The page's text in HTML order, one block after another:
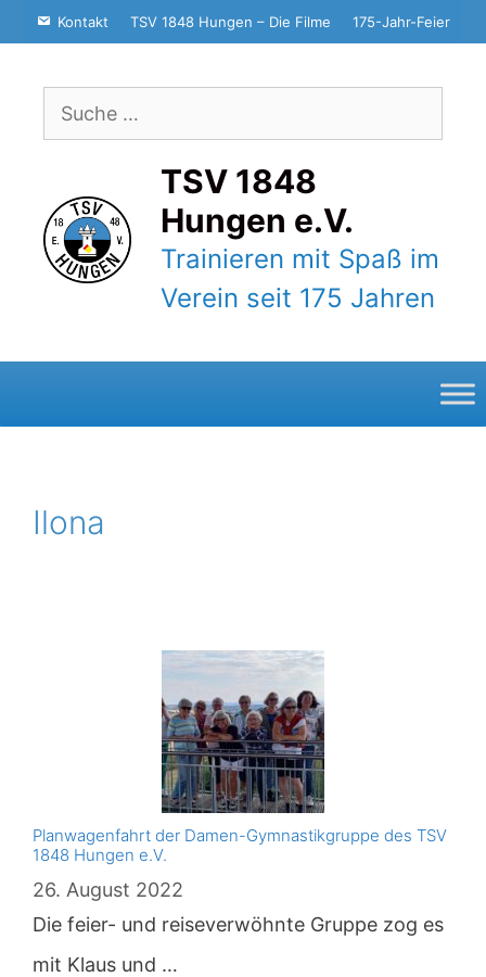
Zum
Kontakt TSV 1848 Hungen – Die Filme 175-Jahr-Feier
Suche
nach:
TSV 1848
Hungen e.V.
Trainieren mit Spaß im
Verein seit 175 Jahren
Ilona
Planwagenfahrt der Damen-Gymnastikgruppe des TSV
1848 Hungen e.V.
26. August 2022
Die feier- und reiseverwöhnte Gruppe zog es
mit Klaus und …